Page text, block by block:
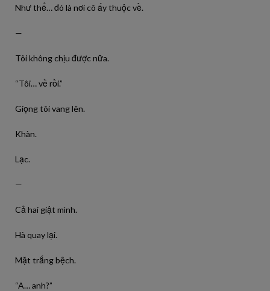
Như thể… đó là nơi cô ấy thuộc về.
—
Tôi không chịu được nữa.
“Tôi… về rồi.”
Giọng tôi vang lên.
Khàn.
Lạc.
—
Cả hai giật mình.
Hà quay lại.
Mặt trắng bệch.
“A… anh?”